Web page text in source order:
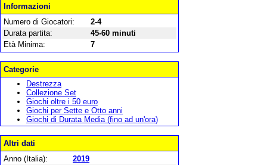
Informazioni
Numero di Giocatori:
2-4
Durata partita:
45-60 minuti
Età Minima:
7
Categorie
Destrezza
Collezione Set
Giochi oltre i 50 euro
Giochi per Sette e Otto anni
Giochi di Durata Media (fino ad un'ora)
Altri dati
Anno (Italia):
2019